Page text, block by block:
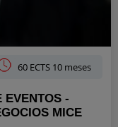
60 ECTS 10 meses
EVENTOS -
MICE